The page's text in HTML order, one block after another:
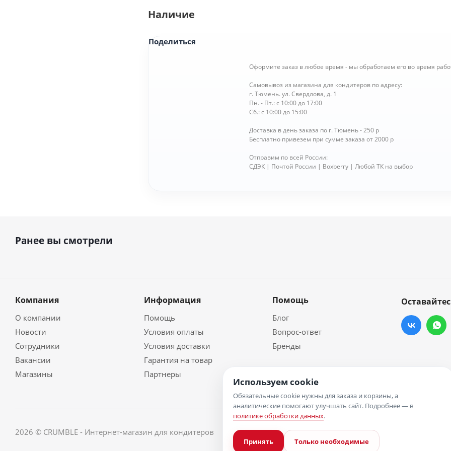
Наличие
Поделиться
Оформите заказ в любое время - мы обработаем его во время
Самовывоз из магазина для кондитеров по адресу:
г. Тюмень. ул. Свердлова, д. 1
Пн. - Пт.: с 10:00 до 17:00
Сб.: с 10:00 до 15:00
Доставка в день заказа по г. Тюмень - 250 р
Бесплатно привезем при сумме заказа от 2000 р
Отправим по всей России:
СДЭК | Почтой России | Boxberry | Любой ТК на выбор
Ранее вы смотрели
Компания
О компании
Новости
Сотрудники
Вакансии
Магазины
Информация
Помощь
Условия оплаты
Условия доставки
Гарантия на товар
Партнеры
Помощь
Блог
Вопрос-ответ
Бренды
2026 © CRUMBLE - Интернет-магазин для кондитеров
Используем cookie
Обязательные cookie нужны для заказа и корзины, а
аналитические помогают улучшать сайт. Подробнее — в
политике обработки данных.
Принять Только необходимые